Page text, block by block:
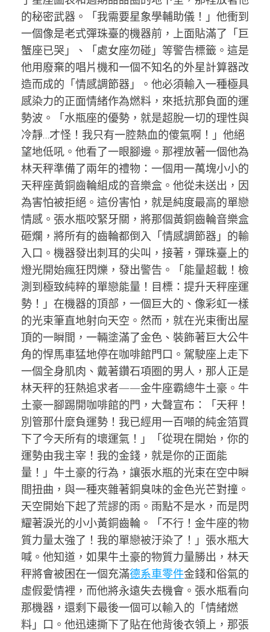
的秘密武器。「我需要星象學輔助儀！」他衝到
一個像是老式彈珠臺的機器前，上面貼滿了「巨
蟹座已哭」、「處女座勿碰」等警告標籤。這是
他用廢棄的唱片機和一個不知名的外星計算器改
造而成的「情感調節器」。他必須輸入一種極具
感染力的正面情緒作為燃料，來抵抗那負面的運
勢波。「水瓶座的優勢，就是超脫一切的理性與
冷靜…才怪！我只有一腔熱血的傻氣啊！」他絕
望地低吼。他看了一眼腳邊。那裡放著一個他為
林天秤準備了兩年的禮物：一個用一萬塊小小的
天秤座黃銅齒輪組成的音樂盒。他從未送出，因
為害怕被拒絕。這份害怕，就是純度最高的單戀
情感。張水瓶咬緊牙關，將那個黃銅齒輪音樂盒
砸爛，將所有的齒輪都倒入「情感調節器」的輸
入口。機器發出刺耳的尖叫，接著，彈珠臺上的
燈光開始瘋狂閃爍，發出警告。「能量超載！檢
測到極致純粹的單戀能量！目標：提升天秤座運
勢！」在機器的頂部，一個巨大的、像彩虹一樣
的光束筆直地射向天空。然而，就在光束衝出屋
頂的一瞬間，一輛塗滿了金色、裝飾著巨大公牛
角的悍馬車猛地停在咖啡館門口。駕駛座上走下
一個全身肌肉、戴著鑽石項圈的男人，那人正是
林天秤的狂熱追求者——金牛座霸總牛土豪。牛
土豪一腳踢開咖啡館的門，大聲宣布：「天秤！
別管那什麼負運勢！我已經用一百噸的純金箔買
下了今天所有的壞運氣！」「從現在開始，你的
運勢由我主宰！我的金錢，就是你的正面能
量！」牛土豪的行為，讓張水瓶的光束在空中瞬
間扭曲，與一種夾雜著銅臭味的金色光芒對撞。
天空開始下起了荒謬的雨。雨點不是水，而是閃
耀著淚光的小小黃銅齒輪。「不行！金牛座的物
質力量太強了！我的單戀被汙染了！」張水瓶大
喊。他知道，如果牛土豪的物質力量勝出，林天
秤將會被困在一個充滿德系車零件金錢和俗氣的
虛假愛情裡，而他將永遠失去機會。張水瓶看向
那機器，還剩下最後一個可以輸入的「情緒燃
料」口。他迅速撕下了貼在他背後衣領上，那張